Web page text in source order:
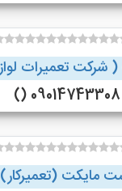
تعمیرات
09014743308 ()
مایکت (تعمیرکار)